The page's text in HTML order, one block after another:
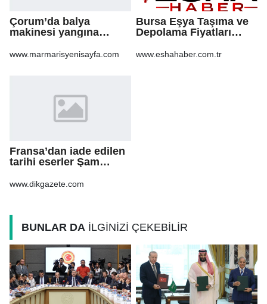
Çorum’da balya
makinesi yangına
anız küle döndü
www.marmarisyenisayfa.com
Bursa Eşya Taşıma ve
Depolama Fiyatları
İçin Bilinmesi
www.eshahaber.com.tr
Fransa’dan iade edilen
tarihi eserler Şam
www.dikgazete.com
BUNLAR DA İLGİNİZİ ÇEKEBİLİR